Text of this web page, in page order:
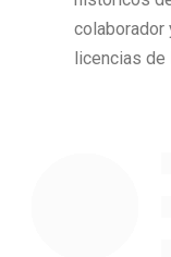
licencias de